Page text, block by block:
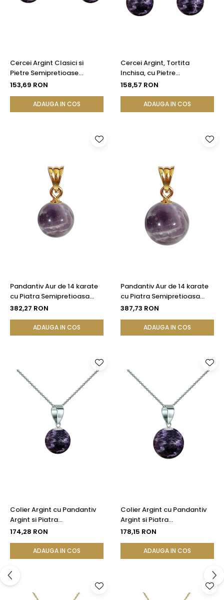
Cercei Argint Clasici si
Pietre Semipretioase
Naturale de Ametist de 8
153,69 RON
ADAUGA IN COS
Cercei Argint, Tortita
Inchisa, cu Pietre
Semipretioase Naturale de
158,57 RON
ADAUGA IN COS
Pandantiv Aur de 14 karate
cu Piatra Semipretioasa
Naturala de Ametist de 8
382,27 RON
ADAUGA IN COS
Pandantiv Aur de 14 karate
cu Piatra Semipretioasa
Naturala de Ametist de 10
387,73 RON
ADAUGA IN COS
Colier Argint cu Pandantiv
Argint si Piatra
Semipretioasa Naturala de
174,28 RON
ADAUGA IN COS
Colier Argint cu Pandantiv
Argint si Piatra
Semipretioasa Naturala de
178,15 RON
ADAUGA IN COS